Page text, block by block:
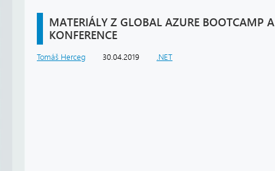
MATERIÁLY Z GLOBAL AZURE BOOTCAMP
KONFERENCE
Tomáš Herceg 30.04.2019 .NET